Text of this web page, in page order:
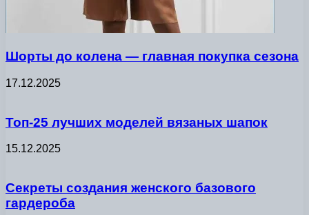
Шорты до колена — главная покупка сезона
17.12.2025
Топ-25 лучших моделей вязаных шапок
15.12.2025
Секреты создания женского базового
гардероба